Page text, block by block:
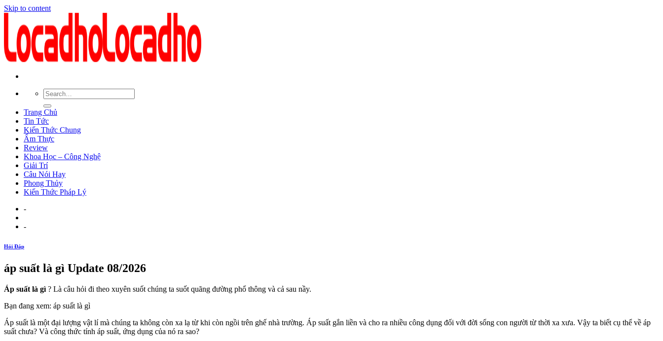
Skip to content
Trang Chủ
Tin Tức
Kiến Thức Chung
Ẩm Thực
Review
Khoa Học – Công Nghệ
Giải Trí
Câu Nói Hay
Phong Thủy
Kiến Thức Pháp Lý
-
-
Hỏi Đáp
áp suất là gì Update 08/2026
Áp suất là gì ? Là câu hỏi đi theo xuyên suốt chúng ta suốt quãng đường phổ thông và cả sau nầy.
Bạn đang xem: áp suất là gì
Áp suất là một đại lượng vật lí mà chúng ta không còn xa lạ từ khi còn ngồi trên ghế nhà trường. Áp suất gắn liền và cho ra nhiều công dụng đối với đời sống con người từ thời xa xưa. Vậy ta biết cụ thể về áp
suất chưa? Và công thức tính áp suất, ứng dụng của nó ra sao?